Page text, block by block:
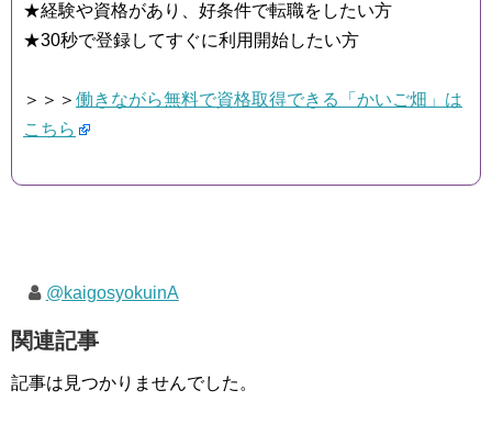
★経験や資格があり、好条件で転職をしたい方
★30秒で登録してすぐに利用開始したい方
＞＞＞ 働きながら無料で資格取得できる「かいご畑」は
こちら
@kaigosyokuinA
関連記事
記事は見つかりませんでした。